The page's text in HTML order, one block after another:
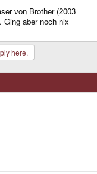
von Brother (2003
aber noch nix
here.